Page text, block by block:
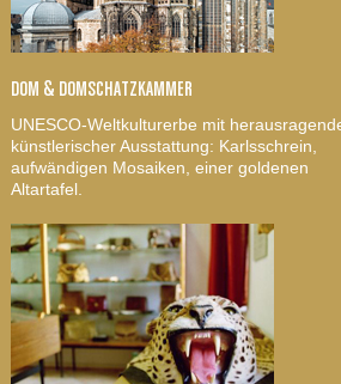
DOM & DOMSCHATZKAMMER
UNESCO-Weltkulturerbe mit
künstlerischer Ausstattung: Karlsschrein,
aufwändigen Mosaiken, einer goldenen
Altartafel.